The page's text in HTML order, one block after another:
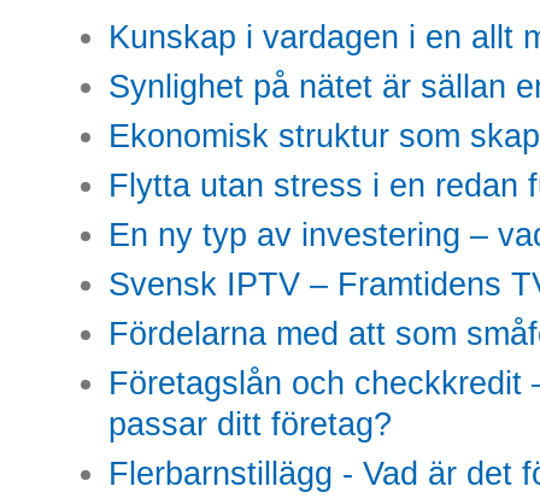
Kunskap i vardagen i en allt
Synlighet på nätet är sällan
Ekonomisk struktur som
Flytta utan stress i en redan
En ny typ av investering –
Svensk IPTV – Framtidens
Fördelarna med att som
Företagslån och checkkredit
passar ditt företag?
Flerbarnstillägg - Vad är det